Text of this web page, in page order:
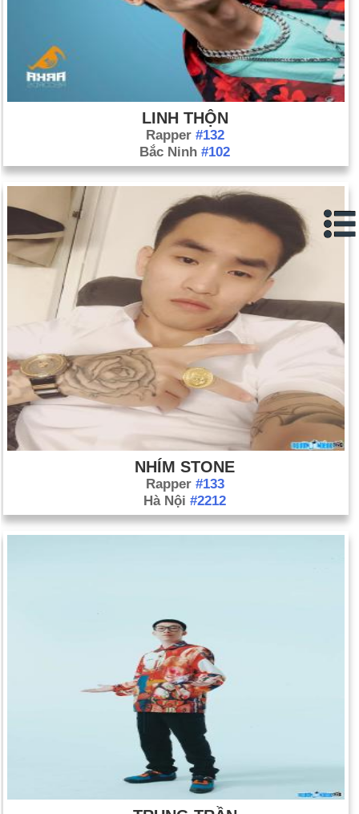
Đông Timor trở thành một quốc gia mới (ngày 20 tháng 5).
Đánh bom khủng bố ở Bali giết hàng trăm người (ngày 12
tháng 10).
Chính phủ đã đình chỉ ở Bắc Ireland để phản đối việc nghi ngờ
có đường dây gián điệp của IRA (ngày 14 tháng 10).
Triều Tiên thừa nhận phát triển vũ khí hạt nhân bất chấp hiệp
ước (ngày 16 tháng 10).
Phiến quân Chechnya bắt 763 con tin tại nhà hát ở Moscow
(ngày 23 tháng 10). Các nhà chức trách Nga đã thả một khí
gas vào nhà hát, giết chết 116 con tin và giải thoát những
người còn lại (ngày 26 tháng 10). Bối cảnh: Dòng thời gian
Chechnya
Giang Trạch Dân của Trung Quốc chính thức thôi giữ chức
tổng bí thư; Hồ Cẩm Đào được đặt tên là người kế nhiệm
(ngày 14 tháng 11).
Hội đồng Bảo an Liên Hợp Quốc thông qua nghị quyết nhất trí
kêu gọi Iraq giải giáp vũ khí nếu không sẽ phải đối mặt với
"hậu quả nghiêm trọng". (Ngày 8 tháng 11).
Các thanh tra vũ khí của Liên Hợp Quốc trở lại Iraq (ngày 18
tháng 11).
Ngày sinh Jbee7 (Lê Trung Nguyên) (4-5) trong
Tổng đốc người Hà Lan Peter Minuit đã
đổ bộ vào Manhattan, nơi sau này ông ta mua lại với giá 24 đô
la bằng vải và cúc đồng.
Capone, đã bị bỏ tù vì trốn thuế.
Lễ trao giải Grammy đầu tiên đã được tổ
Ngày 4-5 năm 1961:Các nhà hoạt động dân quyền, được gọi
là "những người tự do", đã rời Washington, DC để đến New
Bốn sinh viên Đại học Bang Kent đã bị
các thành viên Vệ binh Quốc gia bắn hạ trong một cuộc biểu
tình chống Chiến tranh Việt Nam.
LINH THỘN
Rapper #132
Bắc Ninh #102
NHÍM STONE
Rapper #133
Hà Nội #2212